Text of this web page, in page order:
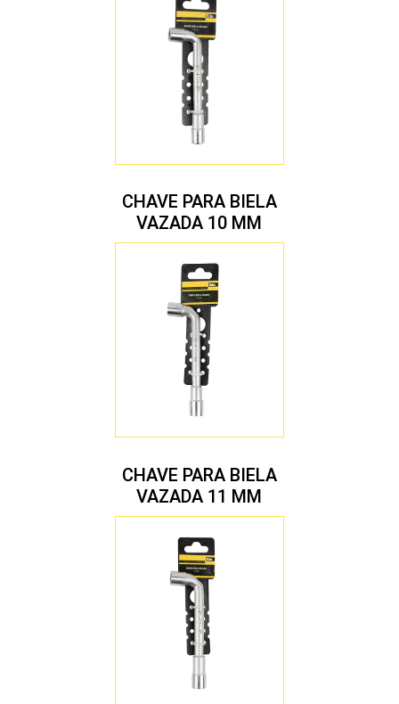
CHAVE PARA BIELA
VAZADA 10 MM
CHAVE PARA BIELA
VAZADA 11 MM